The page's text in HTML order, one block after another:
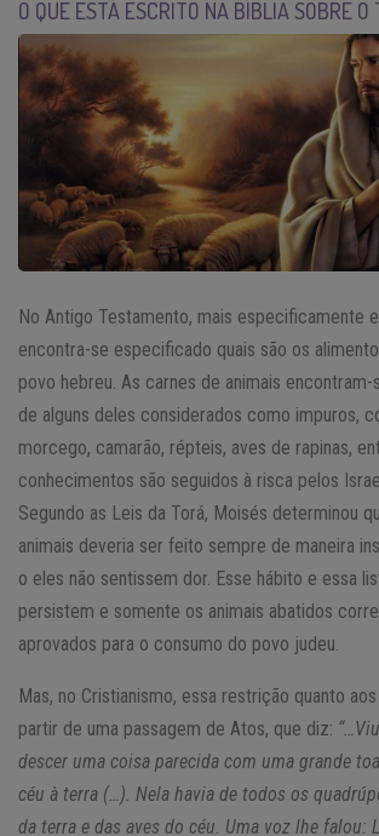
O QUE ESTÁ ESCRITO NA BÍBLIA SOBRE O
No Antigo Testamento, mais especificamente
encontra-se especificado quais são os
povo hebreu. As carnes de animais
de alguns deles considerados como impuros,
morcego, camarão, répteis, aves de rapinas,
conhecimentos são seguidos à risca pelos
Segundo as Leis da Torá, Moisés determinou
animais deveria ser feito sempre de maneira
o eles não sentissem dor. Esse hábito e essa
persistem e somente os animais abatidos
aprovados para o consumo do povo judeu.
Mas, no Cristianismo, essa restrição quanto
partir de uma passagem de Atos, que diz:
descer uma coisa parecida com uma grande
céu à terra (…). Nela havia de todos os
da terra e das aves do céu. Uma voz lhe falou: